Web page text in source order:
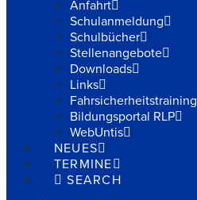
Anfahrt
Schulanmeldung
Schulbücher
Stellenangebote
Downloads
Links
Fahrsicherheitstraining
Bildungsportal RLP
WebUntis
NEUES
TERMINE
SEARCH